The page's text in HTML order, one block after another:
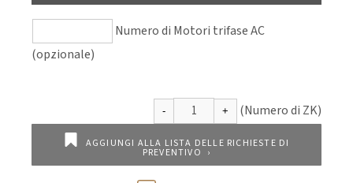
Numero di Motori trifase AC
(opzionale)
AGGIUNGI ALLA LISTA DELLE RICHIESTE DI
PREVENTIVO